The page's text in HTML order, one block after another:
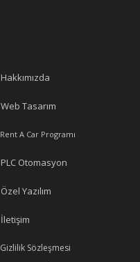
Hakkımızda
Web Tasarım
Rent A Car Programı
PLC Otomasyon
Özel Yazılım
İletişim
Gizlilik Sözleşmesi